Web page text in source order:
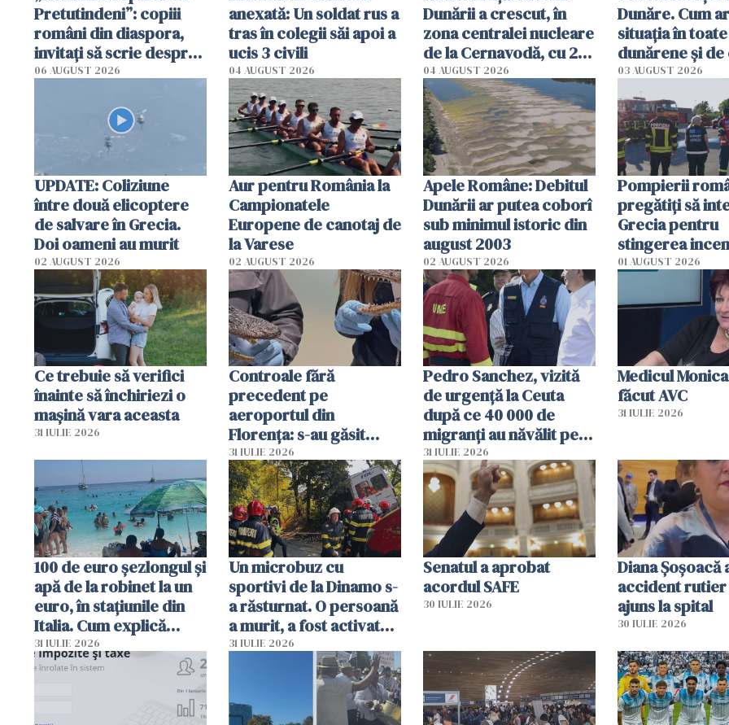
Pretutindeni”: copiii
români din diaspora,
invitați să scrie despre
România într-un volum
06 AUGUST 2026
anexată: Un soldat rus a
tras în colegii săi apoi a
ucis 3 civili
04 AUGUST 2026
Dunării a crescut, în
zona centralei nucleare
de la Cernavodă, cu 2
cm faţă de ziua trecută
04 AUGUST 2026
Dunăre. Cum
situația în
dunărene și de
România
efectele, deși a
în iulie
03 AUGUST 2026
UPDATE: Coliziune
între două elicoptere
de salvare în Grecia.
Doi oameni au murit
02 AUGUST 2026
Aur pentru România la
Campionatele
Europene de canotaj de
la Varese
02 AUGUST 2026
Apele Române: Debitul
Dunării ar putea coborî
sub minimul istoric din
august 2003
02 AUGUST 2026
Pompierii
pregătiţi să
Grecia pentru
stingerea
01 AUGUST 2026
Ce trebuie să verifici
înainte să închiriezi o
mașină vara aceasta
31 IULIE 2026
Controale fără
precedent pe
aeroportul din
Florența: s-au găsit
capete de aligator și o
sumă imensă de bani
31 IULIE 2026
Pedro Sanchez, vizită
de urgență la Ceuta
după ce 40 000 de
migranți au năvălit pe
teritoriul spaniol: „Vom
mobiliza toate
resursele"
31 IULIE 2026
Medicul
făcut AVC
31 IULIE 2026
100 de euro șezlongul și
apă de la robinet la un
euro, în stațiunile din
Italia. Cum explică
autoritățile
31 IULIE 2026
Un microbuz cu
sportivi de la Dinamo s-
a răsturnat. O persoană
a murit, a fost activat
planul roșu de
31 IULIE 2026
Senatul a aprobat
acordul SAFE
30 IULIE 2026
Diana Șoșoacă
accident rutier
ajuns la spital
30 IULIE 2026